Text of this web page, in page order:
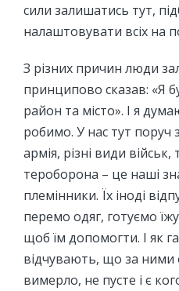
сили залишатись тут,
налаштовувати всіх на
З різних причин люди
принципово сказав: «Я
район та місто». І я
робимо. У нас тут поруч
армія, різні види
тероборона – це наші
племінники. Їх іноді
перемо одяг, готуємо
щоб їм допомогти. І як
відчувають, що за ними
вимерло, не пусте і є